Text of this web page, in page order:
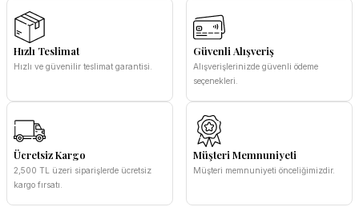
Hızlı Teslimat
Hızlı ve güvenilir teslimat garantisi.
Güvenli Alışveriş
Alışverişlerinizde güvenli ödeme
seçenekleri.
Ücretsiz Kargo
2,500 TL üzeri siparişlerde ücretsiz
kargo fırsatı.
Müşteri Memnuniyeti
Müşteri memnuniyeti önceliğimizdir.